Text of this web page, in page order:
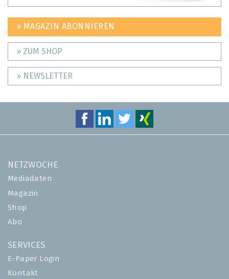
» MAGAZIN ABONNIEREN
» ZUM SHOP
» NEWSLETTER
NETZWOCHE
Mediadaten
Magazin
Shop
Abo
SERVICES
E-Paper Login
Kontakt